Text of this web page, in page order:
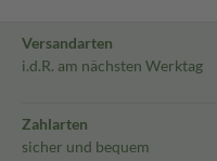
Versandarten
i.d.R. am nächsten Werktag
Zahlarten
sicher und bequem